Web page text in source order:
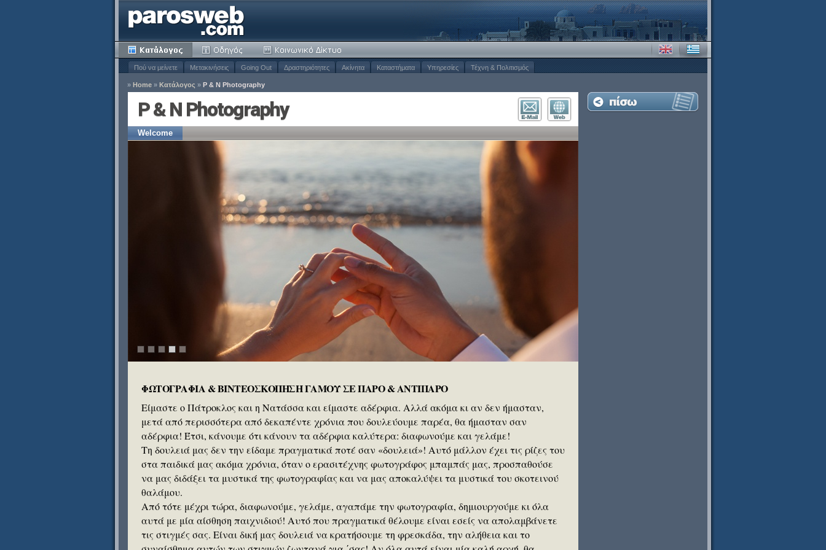
Πού να μείνετε Μετακινήσεις Going Out Δραστηριότητες Ακίνητα Καταστήματα Υπηρεσίες Τέχνη & Πολιτισμός
» Home » Κατάλογος » P & N Photography
P & N Photography
Welcome
ΦΩΤΟΓΡΑΦΙΑ & ΒΙΝΤΕΟΣΚΟΠΗΣΗ ΓΑΜΟΥ ΣΕ ΠΑΡΟ & ΑΝΤΙΠΑΡΟ
Είμαστε ο Πάτροκλος και η Νατάσσα και είμαστε αδέρφια. Αλλά ακόμα κι αν δεν ήμασταν,
μετά από περισσότερα από δεκαπέντε χρόνια που δουλεύουμε παρέα, θα ήμασταν σαν
αδέρφια! Έτσι, κάνουμε ότι κάνουν τα αδέρφια καλύτερα: διαφωνούμε και γελάμε!
Τη δουλειά μας δεν την είδαμε πραγματικά ποτέ σαν «δουλειά»! Αυτό μάλλον έχει τις ρίζες του
στα παιδικά μας ακόμα χρόνια, όταν ο ερασιτέχνης φωτογράφος μπαμπάς μας, προσπαθούσε
να μας διδάξει τα μυστικά της φωτογραφίας και να μας αποκαλύψει τα μυστικά του σκοτεινού
θαλάμου.
Από τότε μέχρι τώρα, διαφωνούμε, γελάμε, αγαπάμε την φωτογραφία, δημιουργούμε κι όλα
αυτά με μία αίσθηση παιχνιδιού! Αυτό που πραγματικά θέλουμε είναι εσείς να απολαμβάνετε
τις στιγμές σας. Είναι δική μας δουλειά να κρατήσουμε τη φρεσκάδα, την αλήθεια και το